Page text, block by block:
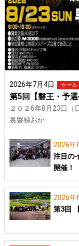
2026年7月4日 セール
第5回【磐王・予
２０２6年8月23日（
裏磐梯おか…
2026年
注目の
開催！
2026年
第3回